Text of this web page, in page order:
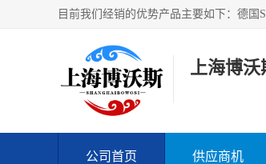
上海博沃
公司首页 供应商机